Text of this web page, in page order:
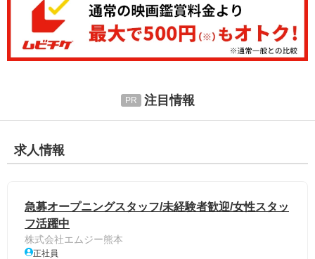
注目情報
求人情報
急募オープニングスタッフ/未経験者歓迎/女性スタッ
フ活躍中
株式会社エムジー熊本
正社員